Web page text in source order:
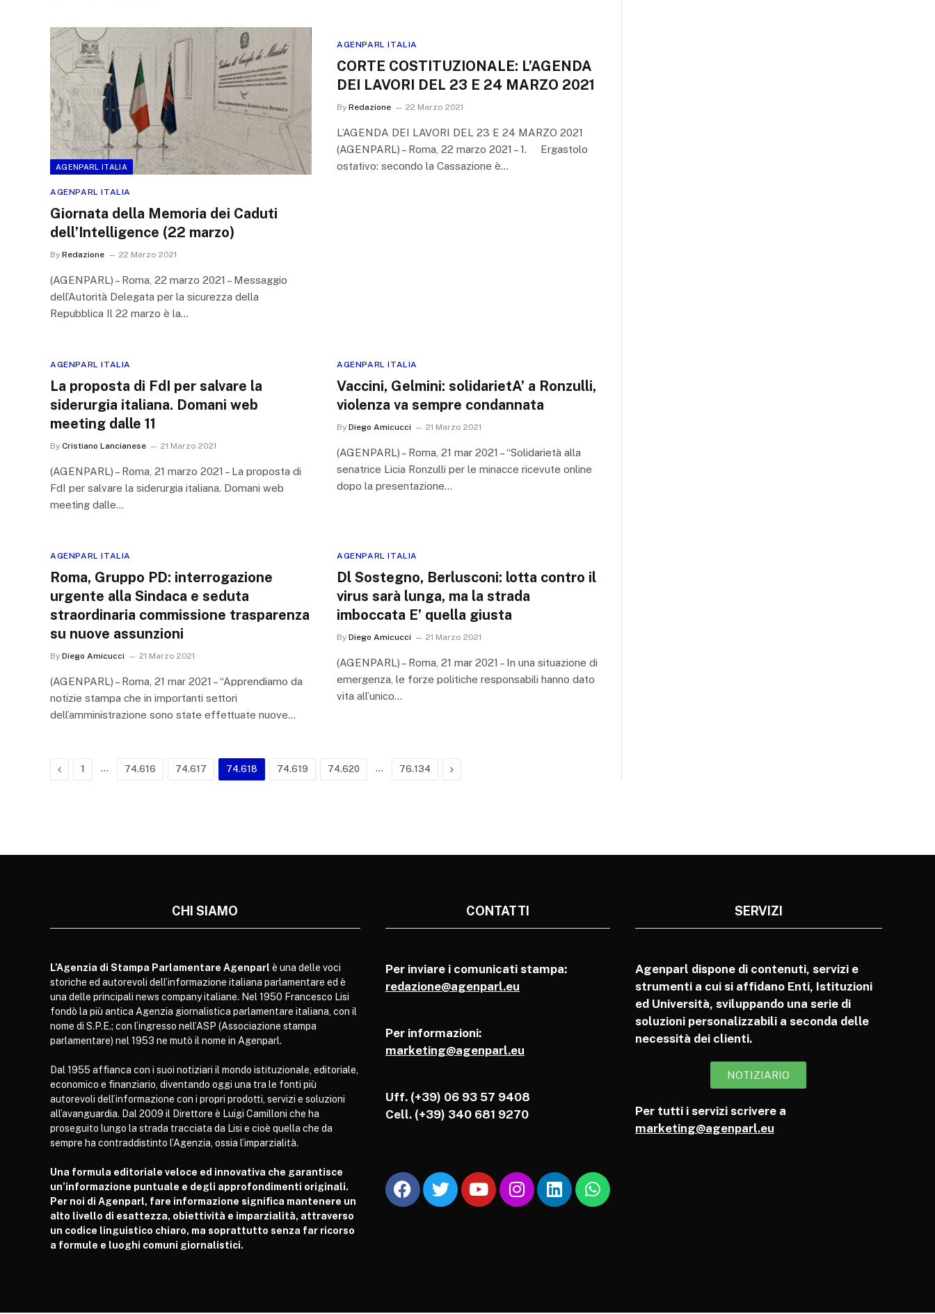
AGENPARL ITALIA
AGENPARL ITALIA
Giornata della Memoria dei Caduti
dell’Intelligence (22 marzo)
By Redazione 22 Marzo 2021
(AGENPARL) – Roma, 22 marzo 2021 – Messaggio
dell’Autorità Delegata per la sicurezza della
Repubblica Il 22 marzo è la…
AGENPARL ITALIA
CORTE COSTITUZIONALE: L’AGENDA
DEI LAVORI DEL 23 E 24 MARZO 2021
By Redazione 22 Marzo 2021
L’AGENDA DEI LAVORI DEL 23 E 24 MARZO 2021
(AGENPARL) – Roma, 22 marzo 2021 – 1. Ergastolo
ostativo: secondo la Cassazione è…
AGENPARL ITALIA
La proposta di FdI per salvare la
siderurgia italiana. Domani web
meeting dalle 11
By Cristiano Lancianese 21 Marzo 2021
(AGENPARL) – Roma, 21 marzo 2021 – La proposta di
FdI per salvare la siderurgia italiana. Domani web
meeting dalle…
AGENPARL ITALIA
Vaccini, Gelmini: solidarietA’ a Ronzulli,
violenza va sempre condannata
By Diego Amicucci 21 Marzo 2021
(AGENPARL) – Roma, 21 mar 2021 – “Solidarietà alla
senatrice Licia Ronzulli per le minacce ricevute online
dopo la presentazione…
AGENPARL ITALIA
Roma, Gruppo PD: interrogazione
urgente alla Sindaca e seduta
straordinaria commissione trasparenza
su nuove assunzioni
By Diego Amicucci 21 Marzo 2021
(AGENPARL) – Roma, 21 mar 2021 – “Apprendiamo da
notizie stampa che in importanti settori
dell’amministrazione sono state effettuate nuove…
AGENPARL ITALIA
Dl Sostegno, Berlusconi: lotta contro il
virus sarà lunga, ma la strada
imboccata E’ quella giusta
By Diego Amicucci 21 Marzo 2021
(AGENPARL) – Roma, 21 mar 2021 – In una situazione di
emergenza, le forze politiche responsabili hanno dato
vita all’unico…
Previous
1 … 74.616 74.617 74.618 74.619 74.620 … 76.134 Next
CHI SIAMO
L’Agenzia di Stampa Parlamentare Agenparl è una delle voci
storiche ed autorevoli dell’informazione italiana parlamentare ed è
una delle principali news company italiane. Nel 1950 Francesco Lisi
fondò la più antica Agenzia giornalistica parlamentare italiana, con il
nome di S.P.E.; con l’ingresso nell’ASP (Associazione stampa
parlamentare) nel 1953 ne mutò il nome in Agenparl.
Dal 1955 affianca con i suoi notiziari il mondo istituzionale, editoriale,
economico e finanziario, diventando oggi una tra le fonti più
autorevoli dell’informazione con i propri prodotti, servizi e soluzioni
all’avanguardia. Dal 2009 il Direttore è Luigi Camilloni che ha
proseguito lungo la strada tracciata da Lisi e cioè quella che da
sempre ha contraddistinto l’Agenzia, ossia l’imparzialità.
Una formula editoriale veloce ed innovativa che garantisce
un’informazione puntuale e degli approfondimenti originali.
Per noi di Agenparl, fare informazione significa mantenere un
alto livello di esattezza, obiettività e imparzialità, attraverso
un codice linguistico chiaro, ma soprattutto senza far ricorso
a formule e luoghi comuni giornalistici.
CONTATTI
Per inviare i comunicati stampa:
redazione@agenparl.eu
Per informazioni:
marketing@agenparl.eu
Uff. (+39) 06 93 57 9408
Cell. (+39) 340 681 9270
SERVIZI
Agenparl dispone di contenuti, servizi e
strumenti a cui si affidano Enti, Istituzioni
ed Università, sviluppando una serie di
soluzioni personalizzabili a seconda delle
necessità dei clienti.
NOTIZIARIO
Per tutti i servizi scrivere a
marketing@agenparl.eu